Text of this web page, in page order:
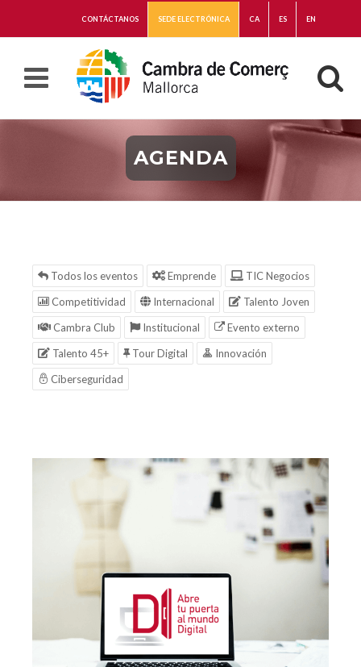
CONTÁCTANOS SEDE ELECTRÓNICA CA ES EN
AGENDA
Todos los eventos Emprende
TIC Negocios
Competitividad
Internacional
Talento Joven
Cambra Club
Institucional
Evento externo
Talento 45+
Tour Digital
Innovación
Ciberseguridad